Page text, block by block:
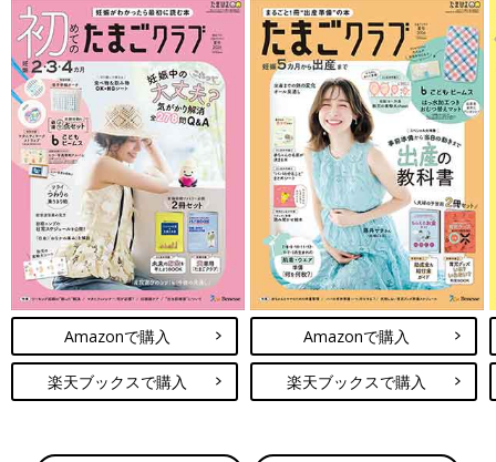
初めて阪大病院を受診したのは蒼斗くんが生まれて、およそ1年
後のこと。当時、愛知県に住んでいた戸川さんは、蒼斗くんを連
れ、車で数時間かけて向かいました。
「受診後、さまざまな検査をし、現在の状態を診てもらいまし
た。また、阪大病院で行われているカテーテル管理の指導はもち
ろん、調剤薬局や在宅治療サービスの見直しをしていただきまし
た。
いちばん印象的だったのは、主治医の田附先生が、僕たちと一緒
に考えながら『こうしよう、ああしよう』と治療方針を決めてく
ださったこと。
それまではずっと”どうしていきたいか”、僕たち夫婦に全て委ね
られているような状況でしたから。僕も海外の論文をチェックし
て、薬関連のことをいろいろ調べたりもしていたので、その心強
さはとても大きかったです。
また、先生は蒼斗のことを『この子は大丈夫よ。こんなに元気な
んだから！』と言ってくださり、それもすごくうれしかったです
Amazonで購入
楽天ブックスで購入
Amazonで購入
楽天ブックスで購入